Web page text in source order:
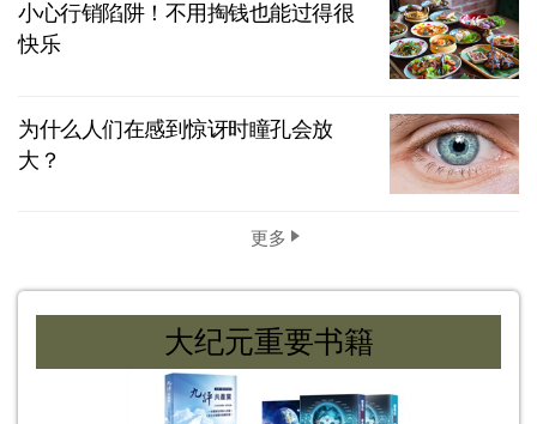
小心行销陷阱！不用掏钱也能过得很
快乐
为什么人们在感到惊讶时瞳孔会放
大？
更多
大纪元重要书籍